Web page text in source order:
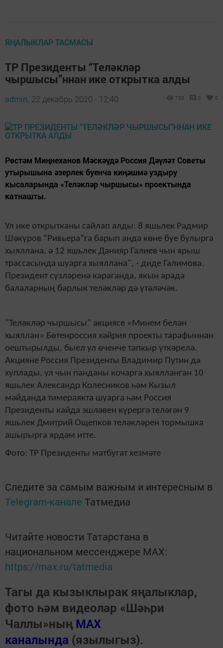
ЯҢАЛЫКЛАР ТАСМАСЫ
ТР Президенты “Теләкләр
чыршысы”ннан ике открытка алды
admin, 22 декабрь 2020 - 12:40 733 0 0
Рөстәм Миңнеханов Мәскәүдә Россия Дәүләт Советы
утырышына әзерлек буенча киңәшмә уздыру
кысаларында «Теләкләр чыршысы» проектында
катнашты.
Ул ике открытканы сайлап алды: 8 яшьлек Радмир
Шәкүров “ Ривьера”га барып анда көне буе булырга
хыяллана, ә 12 яшьлек Данияр Галиев чын ярыш
трассасында шуарга хыяллана", - диде Галимова.
Президент сүзләренә караганда, якын арада
балаларның барлык теләкләр дә үтәләчәк.
"Теләкләр чыршысы" акциясе «Минем белән
хыяллан» Бөтенроссия хәйрия проекты тарафыннан
оештырылды, быел ул өченче тапкыр үткәрелә.
Акцияне Россия Президенты Владимир Путин да
хуплады, ул чын панданы кочарга хыялланган 10
яшьлек Александр Колесников һәм Кызыл
мәйданда тимераякта шуарга һәм Россия
Президенты кайда эшләвен күрергә теләгән 9
яшьлек Дмитрий Ощепков теләкләрен тормышка
ашырырга ярдәм итте.
Фото: ТР Президенты матбугат хезмәте
Следите за самым важным и интересным в
Telegram-канале Татмедиа
Читайте новости Татарстана в
национальном мессенджере MАХ:
https://max.ru/tatmedia
Тагы да кызыклырак яңалыклар,
фото һәм видеолар «Шәһри
Чаллы»ның MAX
каналында (язылыгыз).